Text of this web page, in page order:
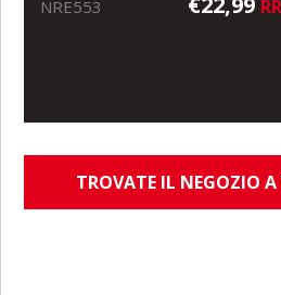
NRE553
TROVATE IL NEGOZIO